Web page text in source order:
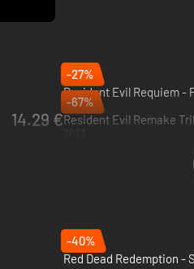
-27%
Resident Evil Requiem -
2026
14.29 €
-67%
Resident Evil Remake
-40%
Red Dead Redemption -